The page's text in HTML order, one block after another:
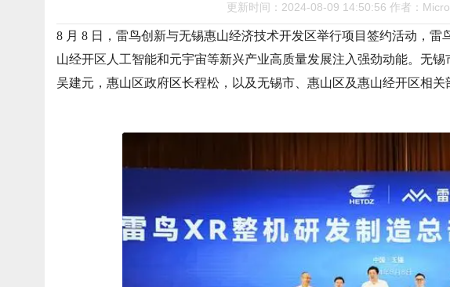
更新时间：2024-08-09 14:50:56 作者：
8 月 8 日，雷鸟创新与无锡惠山经济技术开发区举行项目签约活动，
山经开区人工智能和元宇宙等新兴产业高质量发展注入强劲动能。无
吴建元，惠山区政府区长程松，以及无锡市、惠山区及惠山经开区相关